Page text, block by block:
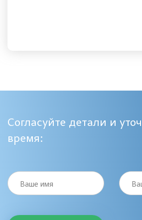
Согласуйте детали и
время:
Ваше имя